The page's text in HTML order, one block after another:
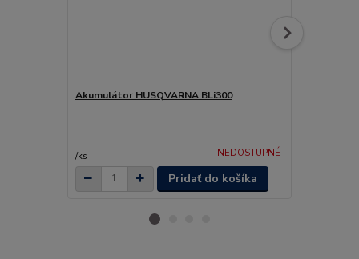
Akumulátor HUSQVARNA BLi300
/ks NEDOSTUPNÉ
Pridať do košíka